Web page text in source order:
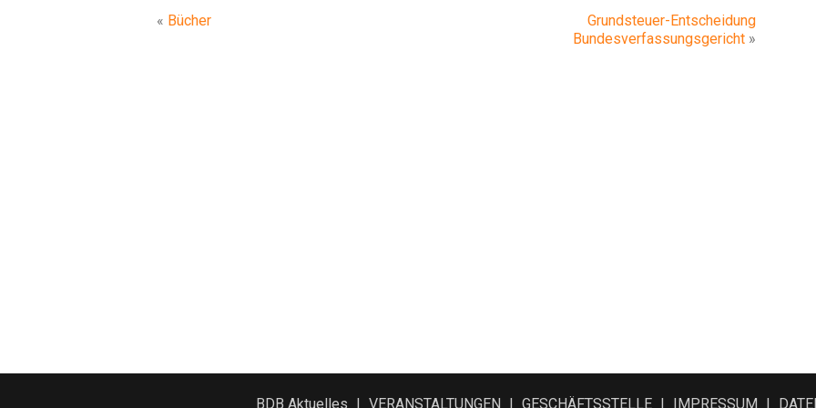
« Bücher
Grundsteuer-Entscheidung
Bundesverfassungsgericht »
BDB Aktuelles VERANSTALTUNGEN GESCHÄFTSSTELLE IMPRESSUM